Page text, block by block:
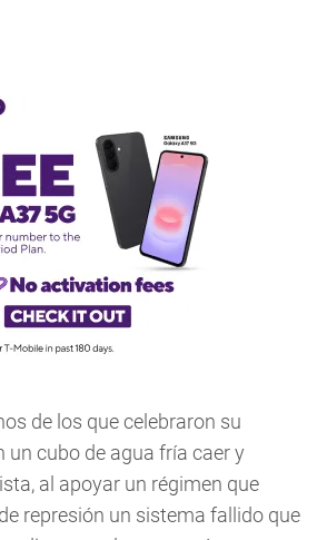
de los que celebraron su
un cubo de agua fría caer y
al apoyar un régimen que
represión un sistema fallido que